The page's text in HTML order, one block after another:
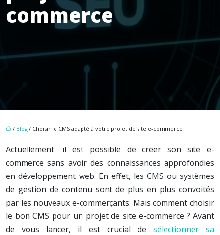
commerce
/ Blog / Choisir le CMS adapté à votre projet de site e-commerce
Actuellement, il est possible de créer son site e-
commerce sans avoir des connaissances approfondies
en développement web. En effet, les CMS ou systèmes
de gestion de contenu sont de plus en plus convoités
par les nouveaux e-commerçants. Mais comment choisir
le bon CMS pour un projet de site e-commerce ? Avant
de vous lancer, il est crucial de sélectionner sa